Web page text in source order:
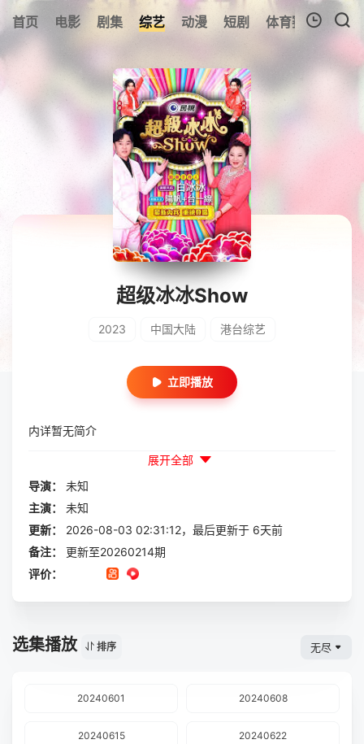
首页 电影 剧集 综艺 动漫 短剧 体育赛事 预告
暂无观看影片的记录
超级冰冰Show
2023 中国大陆 港台综艺
立即播放
内详暂无简介
展开全部
导演：
未知
主演：
未知
更新：
2026-08-03 02:31:12，最后更新于 6天前
备注：
更新至20260214期
评价：
选集播放 排序 无尽
20240601 20240608
20240615 20240622